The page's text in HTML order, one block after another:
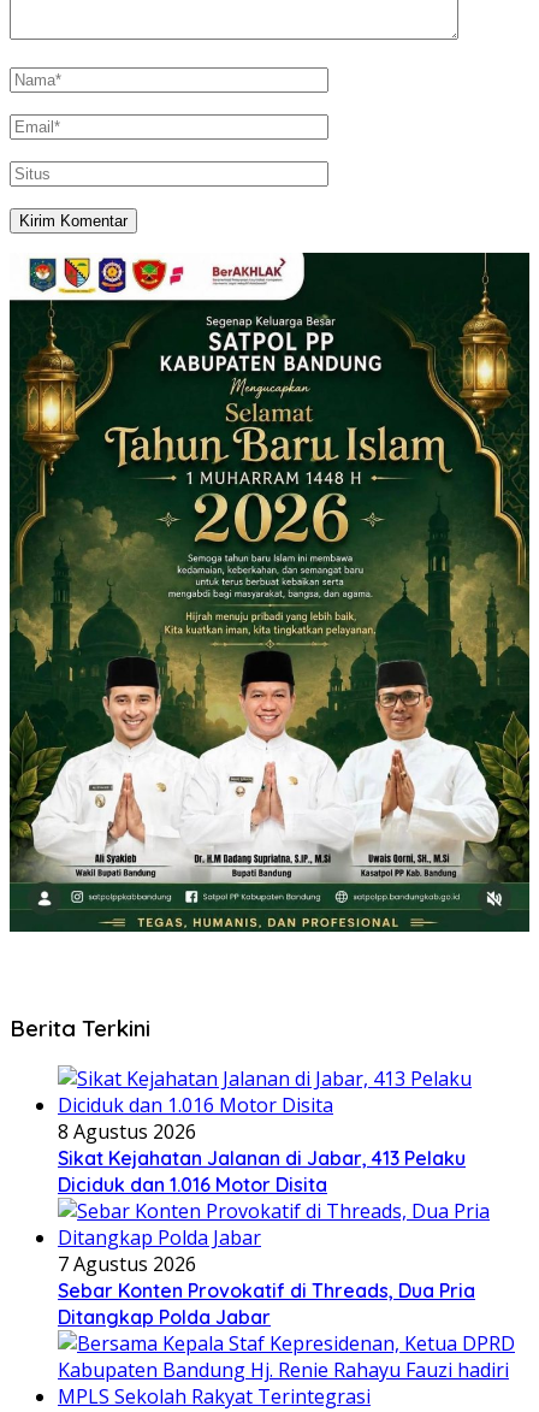
Berita Terkini
8 Agustus 2026
Sikat Kejahatan Jalanan di Jabar, 413 Pelaku
Diciduk dan 1.016 Motor Disita
7 Agustus 2026
Sebar Konten Provokatif di Threads, Dua Pria
Ditangkap Polda Jabar